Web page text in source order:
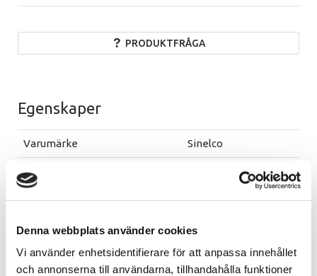
Denna webbplats använder cookies
Vi använder enhetsidentifierare för att anpassa innehållet
och annonserna till användarna, tillhandahålla funktioner
PRODUKTFRÅGA
Egenskaper
Varumärke Sinelco
Betyg & kommentarer
Var först med att betygsätta denna produkt.